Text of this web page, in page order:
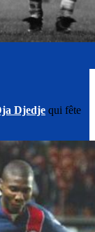
Djedje qui fête